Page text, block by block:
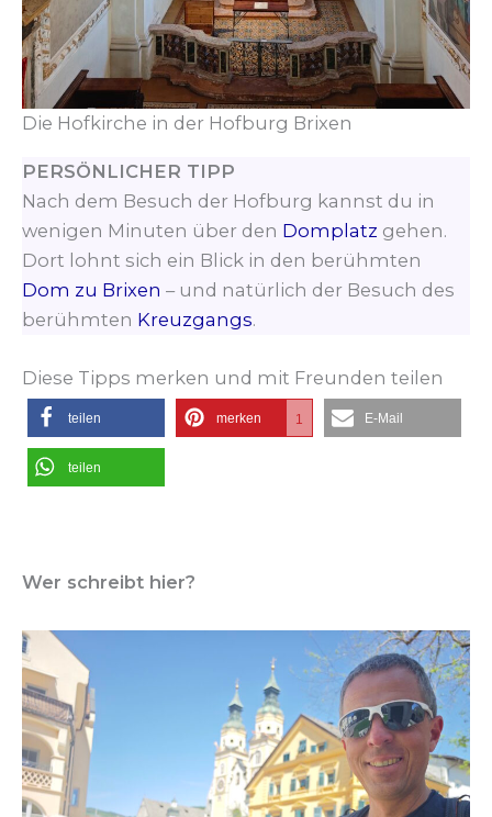
Die Hofkirche in der Hofburg Brixen
PERSÖNLICHER TIPP
Nach dem Besuch der Hofburg kannst du in
wenigen Minuten über den Domplatz gehen.
Dort lohnt sich ein Blick in den berühmten
Dom zu Brixen – und natürlich der Besuch des
berühmten Kreuzgangs.
Diese Tipps merken und mit Freunden teilen
teilen merken 1 E-Mail
teilen
Wer schreibt hier?